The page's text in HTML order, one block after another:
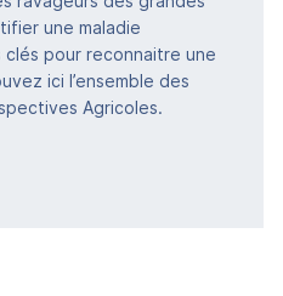
une maladie
pour reconnaitre une
ici l’ensemble des
Agricoles.